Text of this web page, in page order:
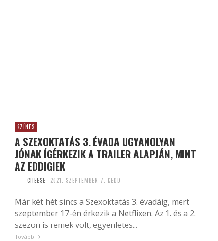
SZÍNES
A SZEXOKTATÁS 3. ÉVADA UGYANOLYAN
JÓNAK ÍGÉRKEZIK A TRAILER ALAPJÁN, MINT
AZ EDDIGIEK
CHEESE 2021. SZEPTEMBER 7. KEDD
Már két hét sincs a Szexoktatás 3. évadáig, mert
szeptember 17-én érkezik a Netflixen. Az 1. és a 2.
szezon is remek volt, egyenletes...
Tovább